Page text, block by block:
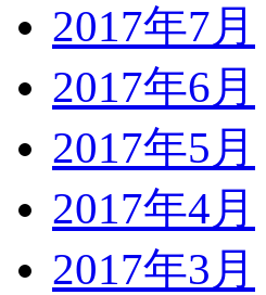
2017年7月
2017年6月
2017年5月
2017年4月
2017年3月